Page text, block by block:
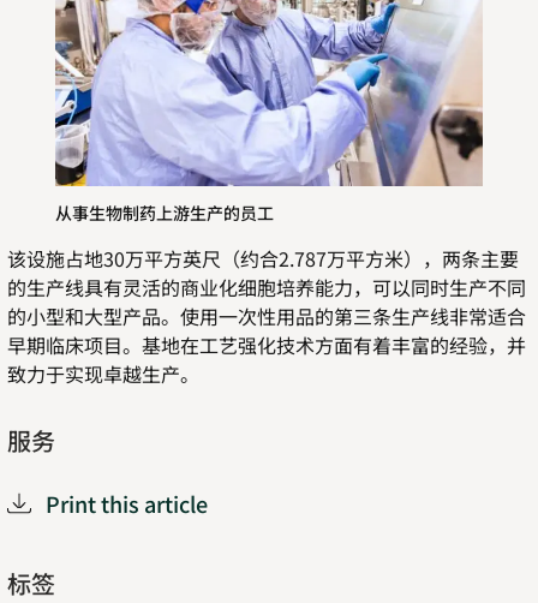
从事生物制药上游生产的员工
该设施占地30万平方英尺（约合2.787万平方米），两条主要
的生产线具有灵活的商业化细胞培养能力，可以同时生产不同
的小型和大型产品。使用一次性用品的第三条生产线非常适合
早期临床项目。基地在工艺强化技术方面有着丰富的经验，并
致力于实现卓越生产。
服务
Print this article
标签